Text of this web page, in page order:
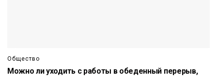
Общество
Можно ли уходить с работы в обеденный перерыв,